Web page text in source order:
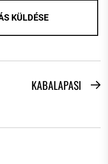
KABALAPASI